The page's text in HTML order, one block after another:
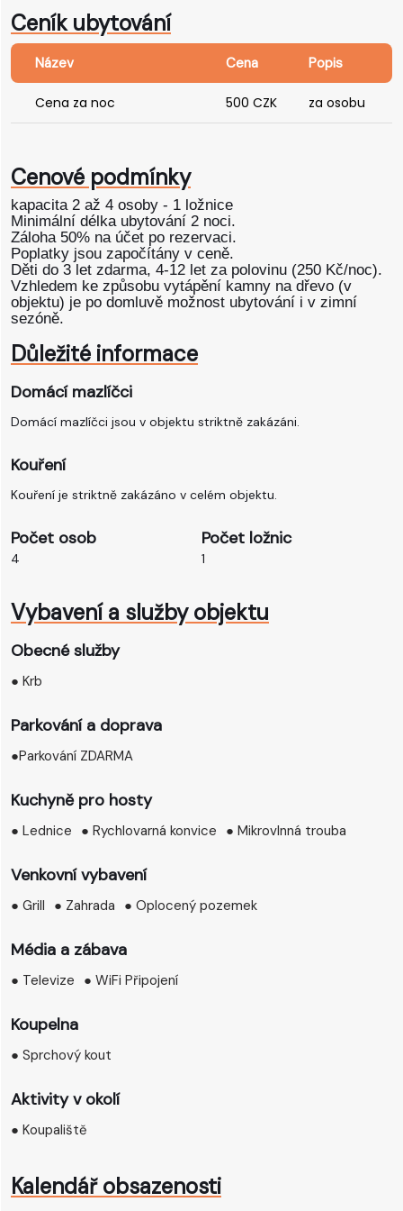
Ceník ubytování
Název Cena Popis
Cena za noc 500 CZK za osobu
Cenové podmínky
kapacita 2 až 4 osoby - 1 ložnice
Minimální délka ubytování 2 noci.
Záloha 50% na účet po rezervaci.
Poplatky jsou započítány v ceně.
Děti do 3 let zdarma, 4-12 let za polovinu (250 Kč/noc).
Vzhledem ke způsobu vytápění kamny na dřevo (v
objektu) je po domluvě možnost ubytování i v zimní
sezóně.
Důležité informace
Domácí mazlíčci
Domácí mazlíčci jsou v objektu striktně zakázáni.
Kouření
Kouření je striktně zakázáno v celém objektu.
Počet osob
4
Počet ložnic
1
Vybavení a služby objektu
Obecné služby
● Krb
Parkování a doprava
●️Parkování ZDARMA
Kuchyně pro hosty
● Lednice ● Rychlovarná konvice ● Mikrovlnná trouba
Venkovní vybavení
● Grill ● Zahrada ● Oplocený pozemek
Média a zábava
● Televize ● WiFi Připojení
Koupelna
● Sprchový kout
Aktivity v okolí
● Koupaliště
Kalendář obsazenosti